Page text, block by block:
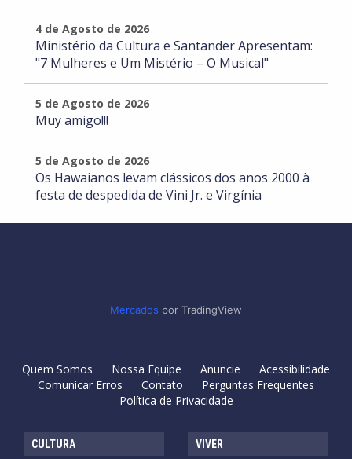
4 de Agosto de 2026
Ministério da Cultura e Santander Apresentam:
"7 Mulheres e Um Mistério – O Musical"
5 de Agosto de 2026
Muy amigo!!!
5 de Agosto de 2026
Os Hawaianos levam clássicos dos anos 2000 à
festa de despedida de Vini Jr. e Virgínia
Mercados por TradingView
Quem Somos Nossa Equipe Anuncie
Acessibilidade
Comunicar Erros
Contato
Perguntas Frequentes
Política de Privacidade
CULTURA VIVER